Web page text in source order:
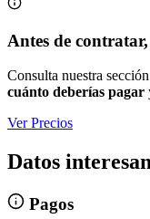
Antes de
Consulta nuestra
cuánto deberías pagar
Ver Precios
Datos
Pagos